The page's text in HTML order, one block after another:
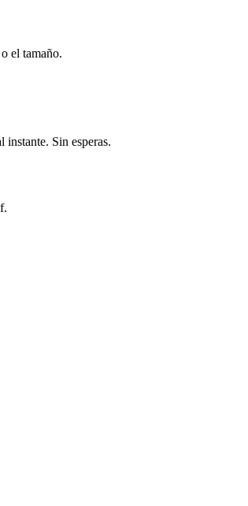
el tamaño.
Sin esperas.